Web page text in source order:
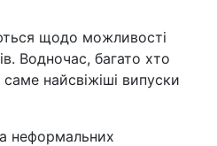
щодо можливості
Водночас, багато хто
найсвіжіші випуски
неформальних